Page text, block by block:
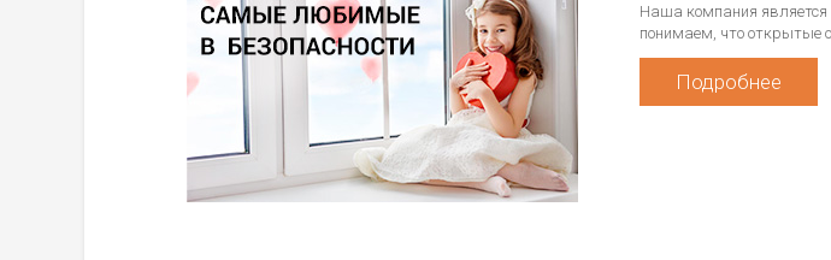
Наша компания является
понимаем, что открытые
Подробнее